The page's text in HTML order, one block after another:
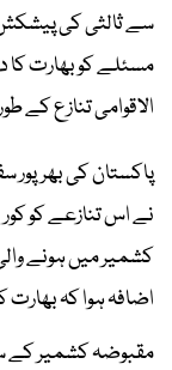
سے ثالثی کی
مسئلے کو بھارت کا
الاقوامی تنازع کے
پاکستان کی
نے اس تنازعے کو
کشمیر میں ہونے
اضافہ ہوا کہ
مقبوضہ کشمیر کے